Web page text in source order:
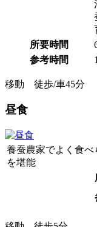
所要時間
参考時間
移動 徒歩/車45分
昼食
養蚕農家でよく食べ
を堪能